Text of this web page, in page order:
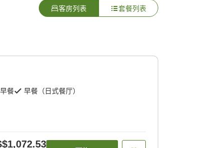
客房列表 套餐列表
早餐 早餐（日式餐厅）